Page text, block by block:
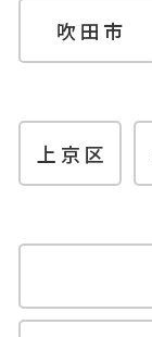
吹田市
上京区